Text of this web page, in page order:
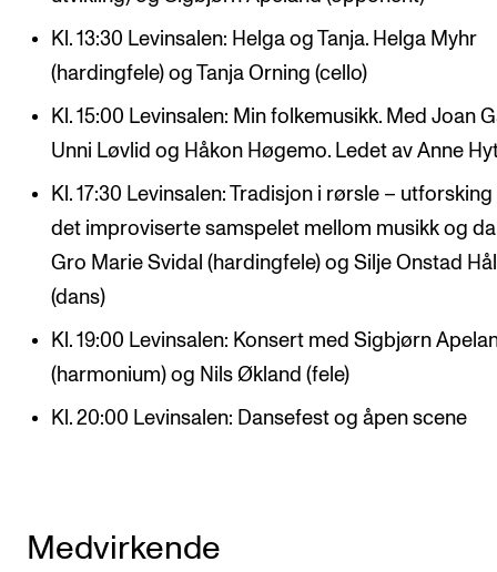
Kl. 13:30 Levinsalen: Helga og Tanja. Helga Myhr
(hardingfele) og Tanja Orning (cello)
Kl. 15:00 Levinsalen: Min folkemusikk. Med Joan
Unni Løvlid og Håkon Høgemo. Ledet av Anne
Kl. 17:30 Levinsalen: Tradisjon i rørsle – utforsking
det improviserte samspelet mellom musikk og
Gro Marie Svidal (hardingfele) og Silje Onstad
(dans)
Kl. 19:00 Levinsalen: Konsert med Sigbjørn
(harmonium) og Nils Økland (fele)
Kl. 20:00 Levinsalen: Dansefest og åpen scene
Medvirkende